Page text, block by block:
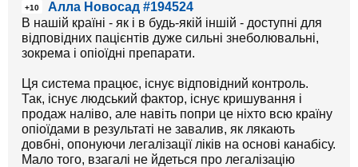
+10
Алла Новосад #194524
В нашій країні - як і в будь-якій іншій - доступні для
відповідних пацієнтів дуже сильні знеболювальні,
зокрема і опіоїдні препарати.
Ця система працює, існує відповідний контроль.
Так, існує людський фактор, існує кришування і
продаж наліво, але навіть попри це ніхто всю країну
опіоїдами в результаті не завалив, як лякають
довбні, опонуючи легалізації ліків на основі канабісу.
Мало того, взагалі не йдеться про легалізацію